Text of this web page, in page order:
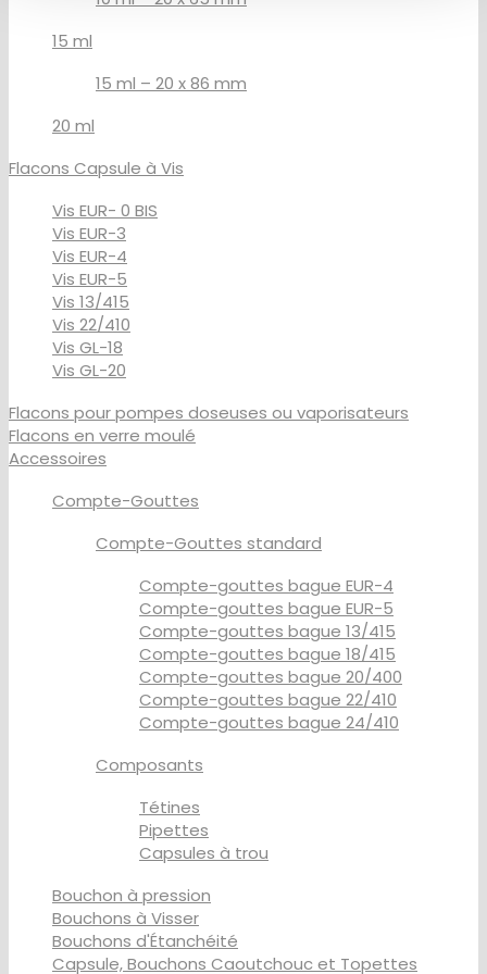
15 ml
15 ml – 20 x 86 mm
20 ml
Flacons Capsule à Vis
Vis EUR- 0 BIS
Vis EUR-3
Vis EUR-4
Vis EUR-5
Vis 13/415
Vis 22/410
Vis GL-18
Vis GL-20
Flacons pour pompes doseuses ou vaporisateurs
Flacons en verre moulé
Accessoires
Compte-Gouttes
Compte-Gouttes standard
Compte-gouttes bague EUR-4
Compte-gouttes bague EUR-5
Compte-gouttes bague 13/415
Compte-gouttes bague 18/415
Compte-gouttes bague 20/400
Compte-gouttes bague 22/410
Compte-gouttes bague 24/410
Composants
Tétines
Pipettes
Capsules à trou
Bouchon à pression
Bouchons à Visser
Bouchons d'Étanchéité
Capsule, Bouchons Caoutchouc et Topettes